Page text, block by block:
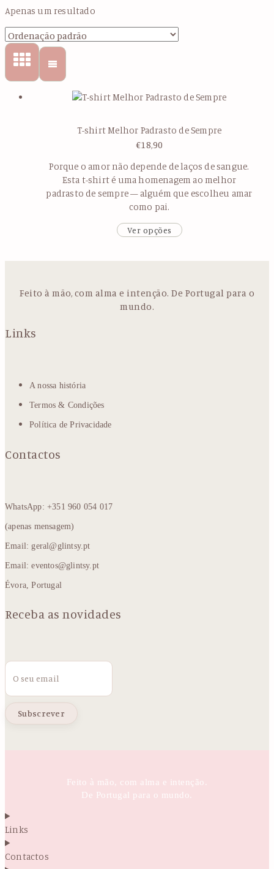
Apenas um resultado
T-shirt Melhor Padrasto de Sempre
€18,90
Porque o amor não depende de laços de sangue.
Esta t-shirt é uma homenagem ao melhor
padrasto de sempre — alguém que escolheu amar
como pai.
Ver opções
Feito à mão, com alma e intenção. De Portugal para o
mundo.
Links
A nossa história
Termos & Condições
Política de Privacidade
Contactos
WhatsApp: +351 960 054 017
(apenas mensagem)
Email: geral@glintsy.pt
Email: eventos@glintsy.pt
Évora, Portugal
Receba as novidades
Email
Feito à mão, com alma e intenção.
De Portugal para o mundo.
Links
Contactos